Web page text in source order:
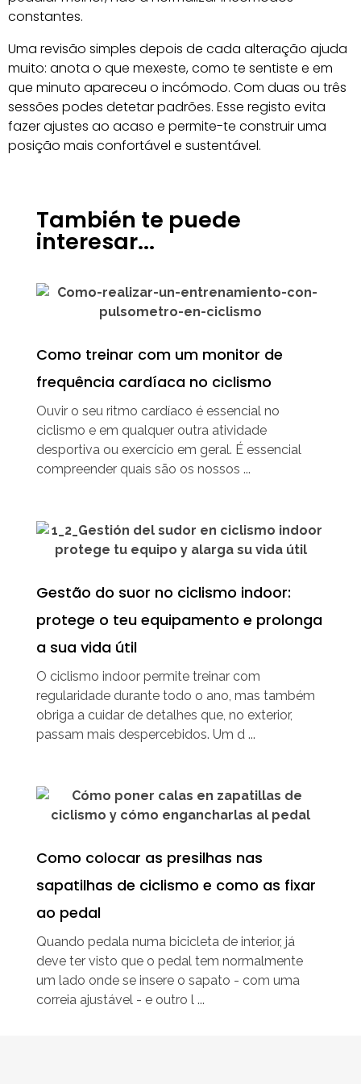
constantes.
Uma revisão simples depois de cada alteração ajuda
muito: anota o que mexeste, como te sentiste e em
que minuto apareceu o incómodo. Com duas ou três
sessões podes detetar padrões. Esse registo evita
fazer ajustes ao acaso e permite-te construir uma
posição mais confortável e sustentável.
También te puede
interesar...
Como treinar com um monitor de
frequência cardíaca no ciclismo
Ouvir o seu ritmo cardíaco é essencial no
ciclismo e em qualquer outra atividade
desportiva ou exercício em geral. É essencial
compreender quais são os nossos ...
Gestão do suor no ciclismo indoor:
protege o teu equipamento e prolonga
a sua vida útil
O ciclismo indoor permite treinar com
regularidade durante todo o ano, mas também
obriga a cuidar de detalhes que, no exterior,
passam mais despercebidos. Um d ...
Como colocar as presilhas nas
sapatilhas de ciclismo e como as fixar
ao pedal
Quando pedala numa bicicleta de interior, já
deve ter visto que o pedal tem normalmente
um lado onde se insere o sapato - com uma
correia ajustável - e outro l ...